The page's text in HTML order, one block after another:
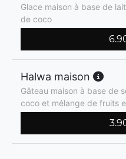
Glace maison à base de
de coco
Halwa maison
Gâteau maison à base de
coco et mélange de fruits